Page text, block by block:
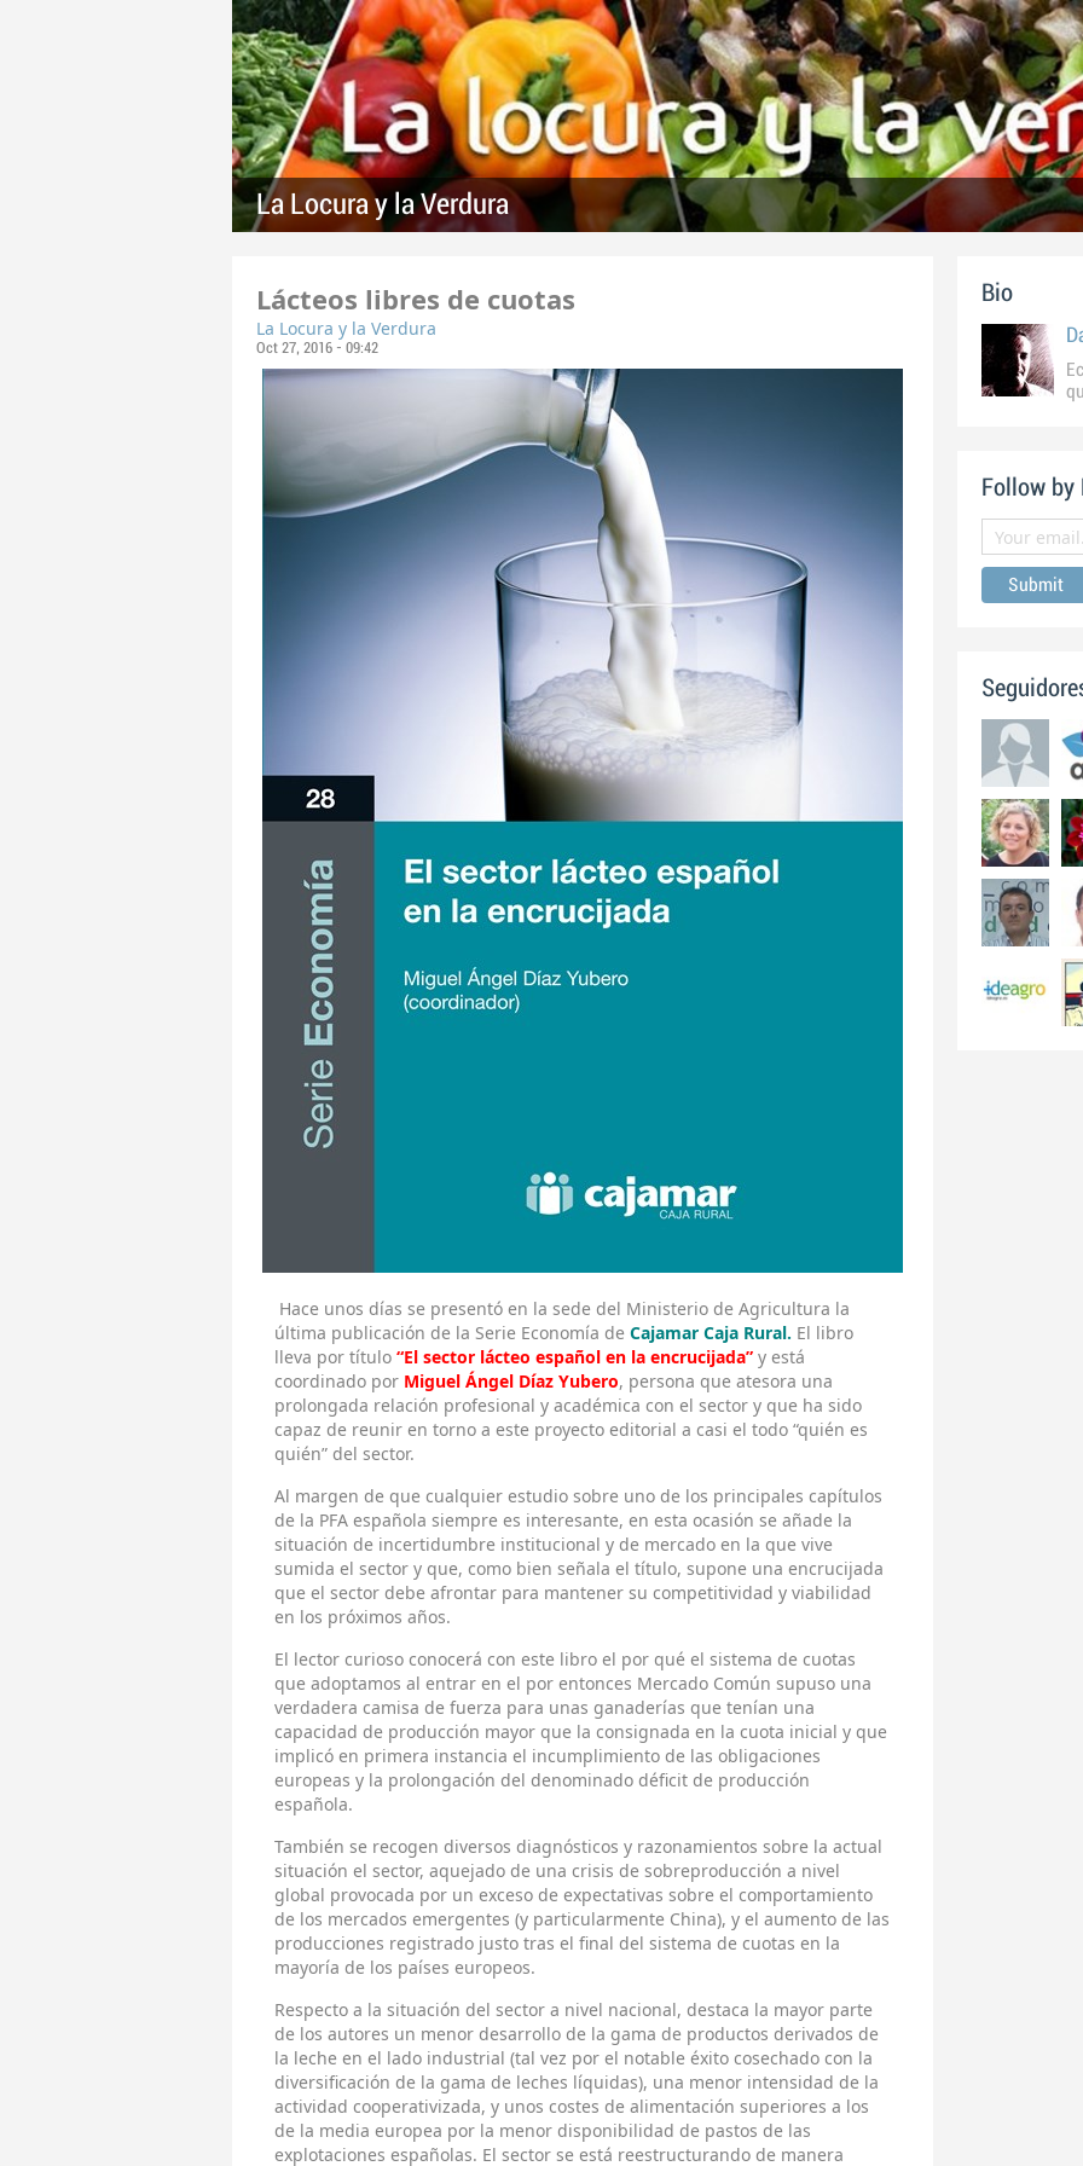
La Locura y la Verdura
Lácteos libres de cuotas
La Locura y la Verdura
Oct 27, 2016 - 09:42
Hace unos días se presentó en la sede del Ministerio de Agricultura la
última publicación de la Serie Economía de Cajamar Caja Rural. El libro
lleva por título “El sector lácteo español en la encrucijada” y está
coordinado por Miguel Ángel Díaz Yubero, persona que atesora una
prolongada relación profesional y académica con el sector y que ha sido
capaz de reunir en torno a este proyecto editorial a casi el todo “quién es
quién” del sector.
Al margen de que cualquier estudio sobre uno de los principales capítulos
de la PFA española siempre es interesante, en esta ocasión se añade la
situación de incertidumbre institucional y de mercado en la que vive
sumida el sector y que, como bien señala el título, supone una encrucijada
que el sector debe afrontar para mantener su competitividad y viabilidad
en los próximos años.
El lector curioso conocerá con este libro el por qué el sistema de cuotas
que adoptamos al entrar en el por entonces Mercado Común supuso una
verdadera camisa de fuerza para unas ganaderías que tenían una
capacidad de producción mayor que la consignada en la cuota inicial y que
implicó en primera instancia el incumplimiento de las obligaciones
europeas y la prolongación del denominado déficit de producción
española.
También se recogen diversos diagnósticos y razonamientos sobre la actual
situación el sector, aquejado de una crisis de sobreproducción a nivel
global provocada por un exceso de expectativas sobre el comportamiento
de los mercados emergentes (y particularmente China), y el aumento de las
producciones registrado justo tras el final del sistema de cuotas en la
mayoría de los países europeos.
Respecto a la situación del sector a nivel nacional, destaca la mayor parte
de los autores un menor desarrollo de la gama de productos derivados de
la leche en el lado industrial (tal vez por el notable éxito cosechado con la
diversificación de la gama de leches líquidas), una menor intensidad de la
actividad cooperativizada, y unos costes de alimentación superiores a los
de la media europea por la menor disponibilidad de pastos de las
explotaciones españolas. El sector se está reestructurando de manera
Bio
Follow by